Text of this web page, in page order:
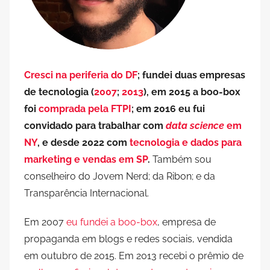
Cresci na periferia do DF; fundei duas empresas
de tecnologia (2007; 2013), em 2015 a boo-box
foi comprada pela FTPI ; em 2016 eu fui
convidado para trabalhar com data science em
NY, e desde 2022 com tecnologia e dados para
marketing e vendas em SP. Também sou
conselheiro do Jovem Nerd; da Ribon; e da
Transparência Internacional.
Em 2007 eu fundei a boo-box, empresa de
propaganda em blogs e redes sociais, vendida
em outubro de 2015. Em 2013 recebi o prêmio de